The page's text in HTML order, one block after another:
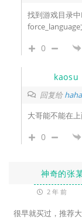
找到游戏目录
0
kaosu
回复给haha
大哥能不能在
0
神奇的张
2 年 前
很早就买过，推荐